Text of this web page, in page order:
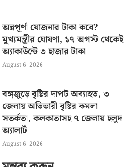
অন্নপূর্ণা যোজনার টাকা কবে?
মুখ্যমন্ত্রীর ঘোষণা, ১৭ অগস্ট থেকেই
অ্যাকাউন্টে ৩ হাজার টাকা
August 6, 2026
বঙ্গজুড়ে বৃষ্টির দাপট অব্যাহত, ৩
জেলায় অতিভারী বৃষ্টির কমলা
সতর্কতা, কলকাতাসহ ৭ জেলায় হলুদ
অ্যালার্ট
August 6, 2026